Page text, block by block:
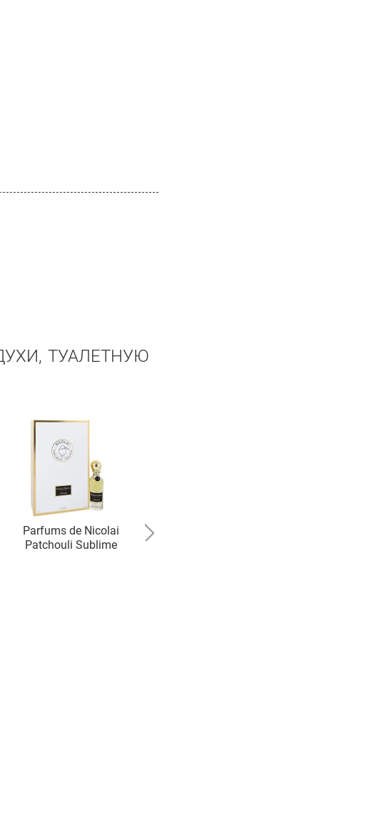
ТУАЛЕТНУЮ
Parfums de Nicolai
Patchouli Sublime